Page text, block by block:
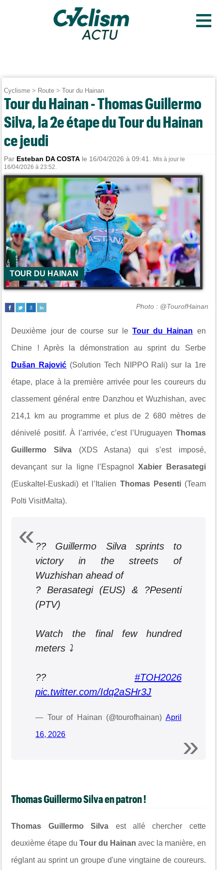
≡
Cyclisme > Route >Tour du Hainan
Tour du Hainan - Thomas Guillermo
Silva, la 2e étape du Tour du Hainan
ce jeudi
Par Esteban DA COSTA le 16/04/2026 à 09:41.
Mis à jour le
16/04/2026 à 23:52.
TOUR DU HAINAN
Photo : @TourofHainan
Deuxième jour de course sur leTour du Hainan en
Chine ! Après la démonstration au sprint du Serbe
Dušan Rajović (Solution Tech NIPPO Rali) sur la 1re
étape, place à la première arrivée pour les coureurs du
classement général entre Danzhou et Wuzhishan, avec
214,1 km au programme et plus de 2 680 mètres de
dénivelé positif. À l’arrivée, c’est l’Uruguayen Thomas
Guillermo Silva (XDS Astana) qui s’est imposé,
devançant sur la ligne l’EspagnolXabier Berasategi
(Euskaltel-Euskadi) et l’Italien Thomas Pesenti(Team
Polti VisitMalta).
?? Guillermo Silva sprints to
victory in the streets of
Wuzhishan ahead of
? Berasategi (EUS) & ?Pesenti
(PTV)
Watch the final few hundred
meters ⤵️
?? #TOH2026
pic.twitter.com/Idq2aSHr3J
— Tour of Hainan (@tourofhainan) April
16, 2026
Thomas Guillermo Silva en patron !
Thomas Guillermo Silva est allé chercher cette
deuxième étape du Tour du Hainan avec la manière, en
réglant au sprint un groupe d'une vingtaine de coureurs.